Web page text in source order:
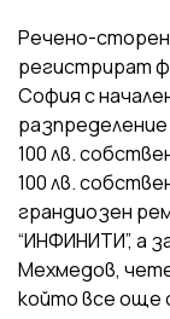
Речено-
регистрират
София с
разпределение
100 лв.
100 лв.
грандиозен
“ИНФИНИТИ”, а
Мехмедов,
който все още